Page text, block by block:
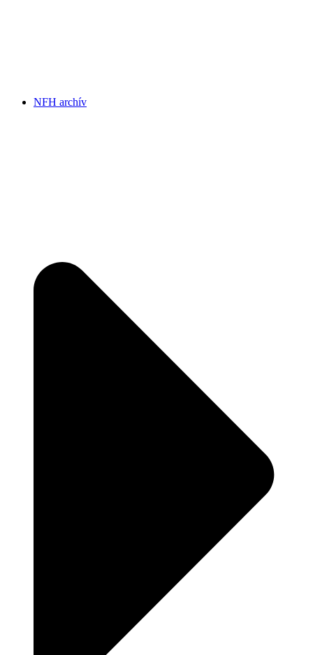
NFH archív